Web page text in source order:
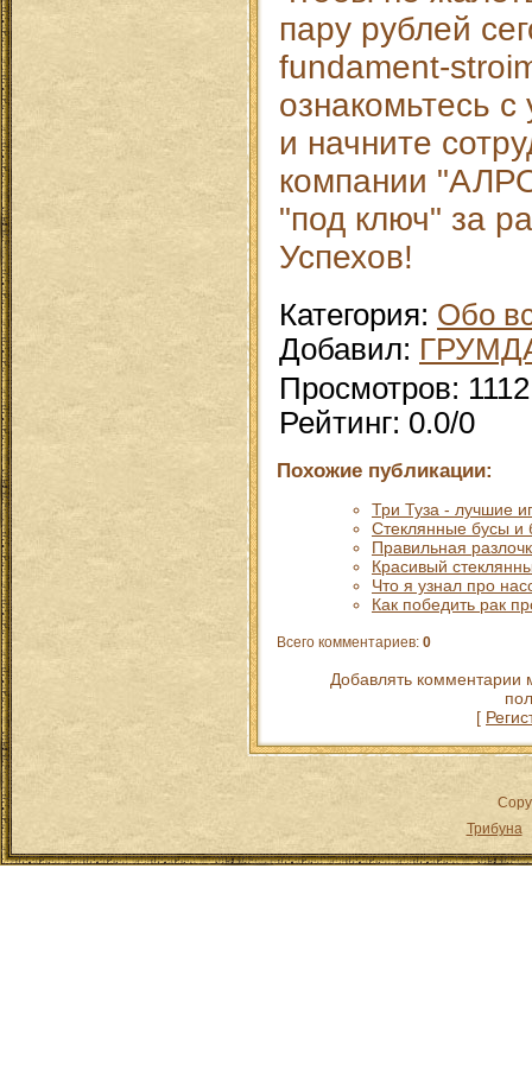
пару рублей
fundament-
ознакомьтесь
и начните
компании
"под ключ" за
Успехов!
Категория: Обо
Добавил:
Просмотров: 1112
Рейтинг: 0.0/0
Похожие публикации:
Три Туза - лучшие
Стеклянные бусы и
Правильная
Красивый
Что я узнал про
Как победить рак
Всего комментариев: 0
Добавлять комментарии
[
Трибуна